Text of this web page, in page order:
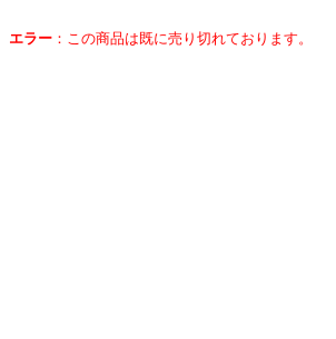
エラー ： この商品は既に売り切れております。